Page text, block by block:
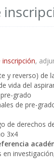
,
y reverso) de
vida del
grado
de pre-
de derechos
3x4
en